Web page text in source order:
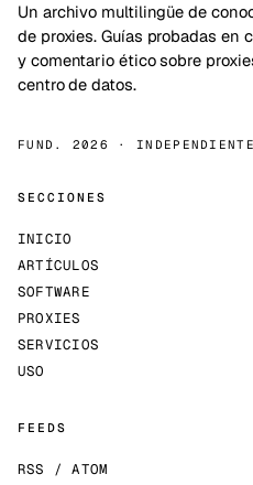
Un archivo multilingüe de
de proxies. Guías probadas en
y comentario ético sobre
centro de datos.
FUND. 2026 ·
SECCIONES
INICIO
ARTÍCULOS
SOFTWARE
PROXIES
SERVICIOS
USO
FEEDS
RSS / ATOM